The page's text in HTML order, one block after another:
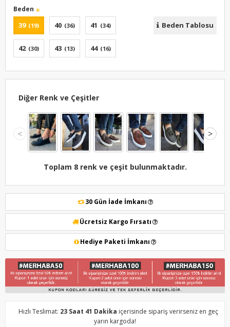
Beden
39 (19) 40 (36) 41 (34)
42 (30) 43 (13) 44 (16)
Beden Tablosu
Diğer Renk ve Çeşitler
< >
Toplam 8 renk ve çeşit bulunmaktadır.
30 Gün İade İmkanı
Ücretsiz Kargo Fırsatı
Hediye Paketi İmkanı
Hızlı Teslimat: 23 Saat 41 Dakika içerisinde sipariş verirseniz en geç
yarın kargoda!